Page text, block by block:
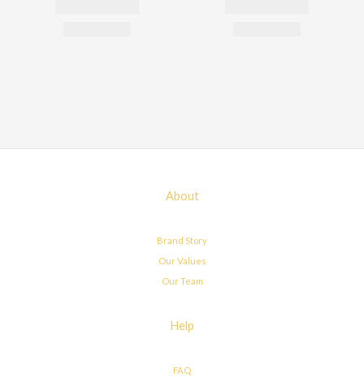
About
Brand Story
Our Values
Our Team
Help
FAQ